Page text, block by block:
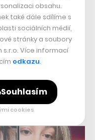
sester vyplatí i
„Lidé z Kinoka nám
místa z pohledu
Čechová.
podniky jsou
obsahu.
také dále sdílíme s
sociálních médií,
stránky a soubory
s.r.o. Více informací
odkazu.
Souhlasím
cookies